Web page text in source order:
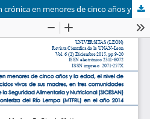
Relación entre desnutrición crónica en menores de cinco años y la edad, el nivel de escolaridad y el número de hijos nacidos vivos de sus madres, en tres comunidades que conforman los Sitios Centinela de la Seguridad Alimentaria y Nutricional (SICESAN) de la Mancomunidad Trinacional Fronteriza del Río Lempa (MTFRL) en el año 2014